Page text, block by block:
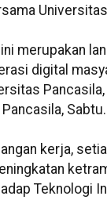
merupakan
digital
Sabtu.
kerja,
Teknologi